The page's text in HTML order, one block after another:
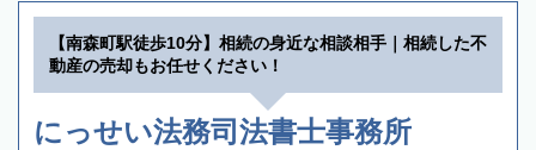
【南森町駅徒歩10分】相続の身近な相談相手｜相続した不
動産の売却もお任せください！
にっせい法務司法書士事務所